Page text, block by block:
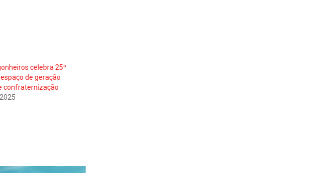
celebra 25ª
de geração
confraternização